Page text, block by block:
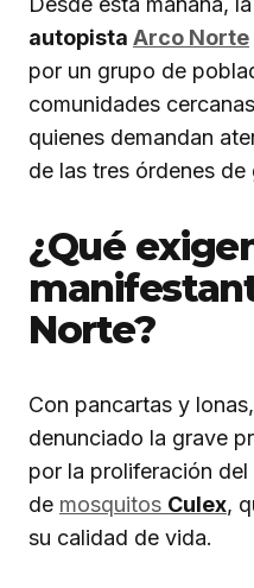
autopista Arco Norte
por un grupo de
comunidades
quienes demandan
de las tres órdenes de
¿Qué
Norte?
Con pancartas y
denunciado la grave
por la proliferación
de mosquitos Culex,
su calidad de vida.